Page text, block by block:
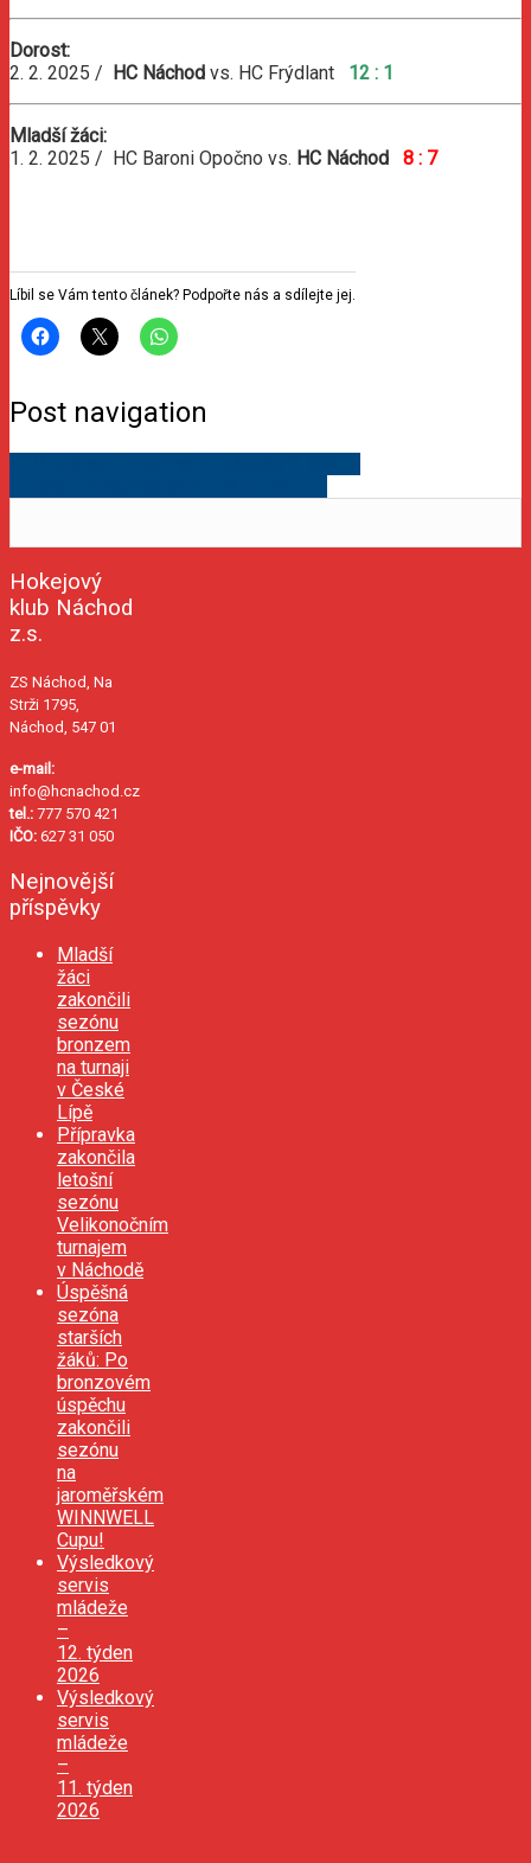
Dorost:
2. 2. 2025 / HC Náchod vs. HC Frýdlant 12 : 1
Mladší žáci:
1. 2. 2025 / HC Baroni Opočno vs. HC Náchod 8 : 7
Líbil se Vám tento článek? Podpořte nás a sdílejte jej.
Post navigation
Hokejový
klub Náchod
z.s.
ZS Náchod, Na
Strži 1795,
Náchod, 547 01
e-mail:
info@hcnachod.cz
tel.: 777 570 421
IČO: 627 31 050
Nejnovější
příspěvky
Mladší
žáci
zakončili
sezónu
bronzem
na turnaji
v České
Lípě
Přípravka
zakončila
letošní
sezónu
Velikonočním
turnajem
v Náchodě
Úspěšná
sezóna
starších
žáků: Po
bronzovém
úspěchu
zakončili
sezónu
na
jaroměřském
WINNWELL
Cupu!
Výsledkový
servis
mládeže
–
12. týden
2026
Výsledkový
servis
mládeže
–
11. týden
2026